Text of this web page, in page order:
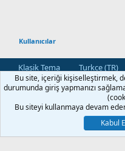
Kullanıcılar
Klasik Tema
Turkce (TR)
Bize Ulaşın
Kullanım ve Şartlar
R
S
Community platform by XenForo® ©
[XGT] Forum statistics system-
Bu site, içeriği kişiselleştirmek,
durumunda giriş yapmanızı
Bu siteyi kullanmaya devam
Kabul